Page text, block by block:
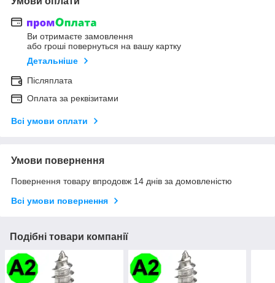
Ви отримаєте замовлення
або гроші повернуться на вашу картку
Детальніше
Післяплата
Оплата за реквізитами
Всі умови оплати
Умови повернення
Повернення товару впродовж 14 днів за домовленістю
Всі умови повернення
Подібні товари компанії